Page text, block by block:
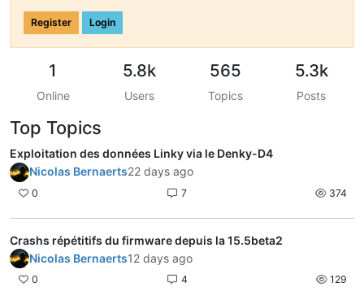
AIN	H221120140000	00000	^
CCAIN-1	H221120133000000>
RE
  IS	000	B
NTARF	01	N
NJOURF	00	&
NJOURF+1	00	B
E NONUTILE
              ONUTILE NONUTILE	9
ADSC	031861721688
                    VTI00
Register Login
1
Online
5.8k
Users
565
Topics
5.3k
Posts
Top Topics
Exploitation des données Linky via le Denky-D4
Nicolas Bernaerts22 days ago
0 7 374
Crashs répétitifs du firmware depuis la 15.5beta2
Nicolas Bernaerts12 days ago
0 4 129